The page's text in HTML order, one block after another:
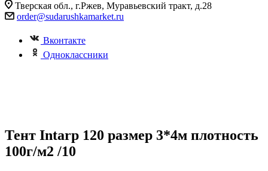
Тверская обл., г.Ржев, Муравьевский тракт, д.28
order@sudarushkamarket.ru
Вконтакте
Одноклассники
Тент Intarp 120 размер 3*4м плотность
100г/м2 /10